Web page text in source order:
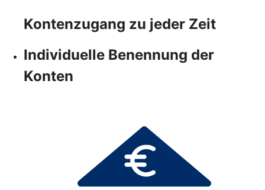
Kontenzugang zu jeder Zeit
Individuelle Benennung der
Konten